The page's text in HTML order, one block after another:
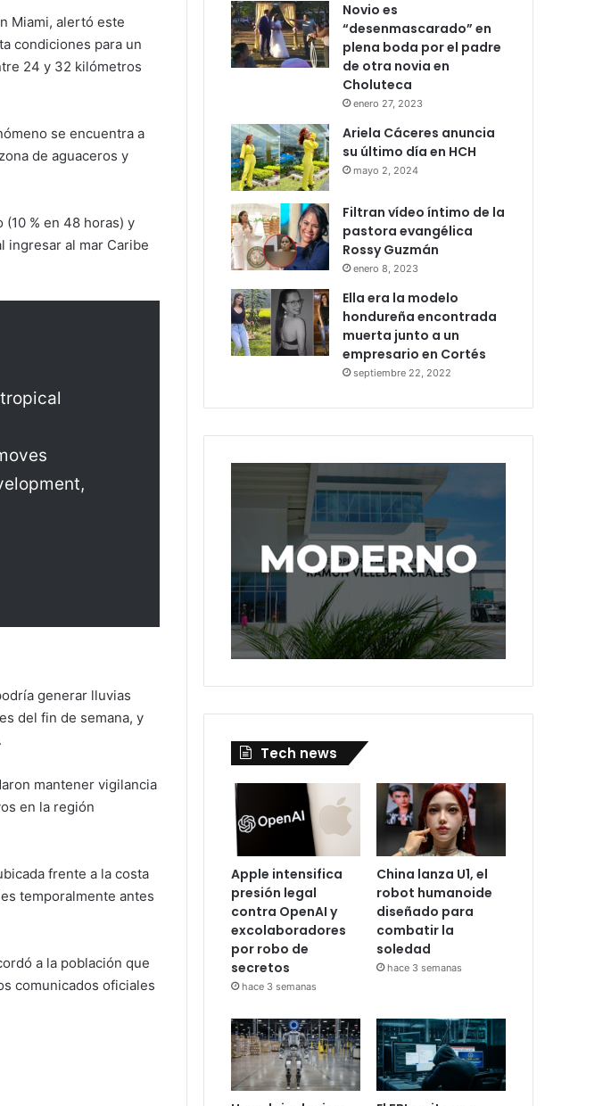
Miami, alertó este
condiciones para un
24 y 32 kilómetros
se encuentra a
de aguaceros y
% en 48 horas) y
ingresar al mar Caribe
generar lluvias
del fin de semana, y
mantener vigilancia
en la región
frente a la costa
temporalmente antes
a la población que
comunicados oficiales
Novio es
“desenmascarado” en
plena boda por el padre
de otra novia en
Choluteca
enero 27, 2023
Ariela Cáceres anuncia
su último día en HCH
mayo 2, 2024
Filtran vídeo íntimo de la
pastora evangélica
Rossy Guzmán
enero 8, 2023
Ella era la modelo
hondureña encontrada
muerta junto a un
empresario en Cortés
septiembre 22, 2022
Tech news
Apple intensifica
presión legal
contra OpenAI y
excolaboradores
por robo de
secretos
hace 3 semanas
China lanza U1, el
robot humanoide
diseñado para
combatir la
soledad
hace 3 semanas